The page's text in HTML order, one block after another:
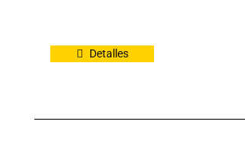
Detalles